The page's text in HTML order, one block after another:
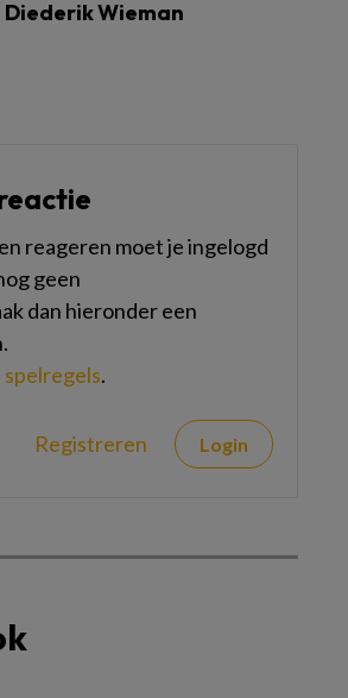
Diederik Wieman
reageren moet je ingelogd
geen
dan hieronder een
spelregels.
Registreren Login